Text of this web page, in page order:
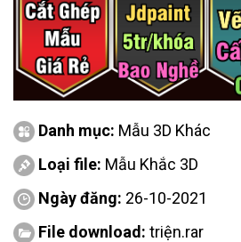
Danh mục: Mẫu 3D Khác
Loại file: Mẫu Khắc 3D
Ngày đăng: 26-10-2021
File download: triện.rar